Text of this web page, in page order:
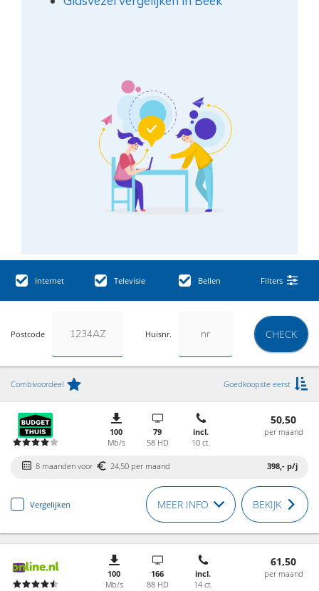
Internet Televisie Bellen Filters
Postcode Huisnr. CHECK
Combivoordeel Goedkoopste eerst
100
Mb/s
79
58 HD
incl.
10 ct.
50,50
per maand
8 maanden voor 24,50 per maand 398,- p/j
Vergelijken MEER INFO BEKIJK
100
Mb/s
166
88 HD
incl.
14 ct.
61,50
per maand